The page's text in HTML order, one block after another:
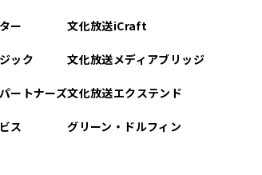
ー
ック
ートナーズ
ス
文化放送iCraft
文化放送メディアブリッジ
文化放送エクステンド
グリーン・ドルフィン